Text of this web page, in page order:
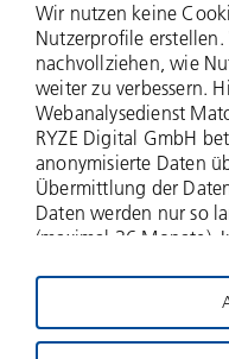
© 2026 Deutsche
Wir nutzen keine
Nutzerprofile
nachvollziehen, wie
weiter zu verbessern.
Webanalysedienst
RYZE Digital GmbH
anonymisierte Daten
Übermittlung der
Daten werden nur so
(maximal 36 Monate).
werden erfasst), zu
Verweildauer hierauf,
Suchanfragen und